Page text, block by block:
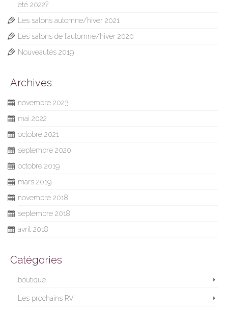
été 2022?
Les salons automne/hiver 2021
Les salons de l’automne/hiver 2020
Nouveautés 2019
Archives
novembre 2023
mai 2022
octobre 2021
septembre 2020
octobre 2019
mars 2019
novembre 2018
septembre 2018
avril 2018
Catégories
boutique
Les prochains RV